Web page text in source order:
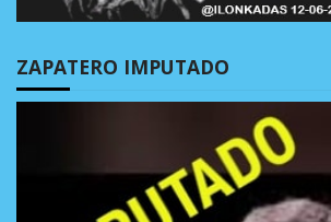
ZAPATERO IMPUTADO